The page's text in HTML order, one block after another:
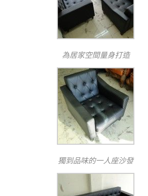
為居家空間量身打造
獨到品味的一人座沙發